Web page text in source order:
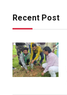
Recent Post